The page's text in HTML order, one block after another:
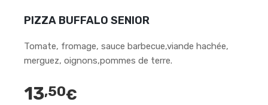
PIZZA BUFFALO SENIOR
Tomate, fromage, sauce barbecue,viande hachée,
merguez, oignons,pommes de terre.
13,50€